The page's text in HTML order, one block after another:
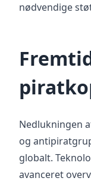
nødvendige
Nedlukningen
og
globalt.
avanceret